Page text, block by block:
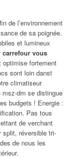
de l’environnement
de sa poignée.
et lumineux
vous
optimise fortement
sont loin danst
climatiseur
dm se distingue
budgets ! Energie :
Pas tous
de verchant
split, réversible tri-
de nous les